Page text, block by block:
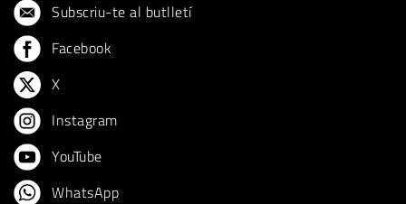
Subscriu-te al butlletí
Facebook
X
Instagram
YouTube
WhatsApp